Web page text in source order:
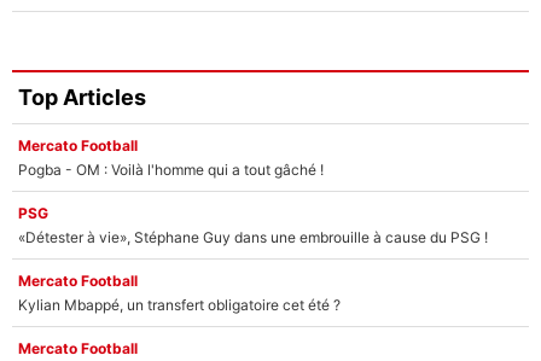
Top Articles
Mercato Football
Pogba - OM : Voilà l'homme qui a tout gâché !
PSG
«Détester à vie», Stéphane Guy dans une embrouille à cause du PSG !
Mercato Football
Kylian Mbappé, un transfert obligatoire cet été ?
Mercato Football